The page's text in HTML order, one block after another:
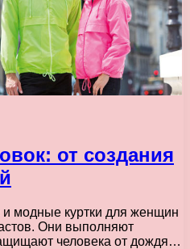
от создания
модные куртки для женщин
Они выполняют
человека от дождя…